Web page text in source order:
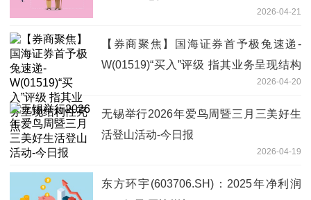
2026-04-21
【券商聚焦】国海证券首予极兔速递-
W(01519)“买入”评级 指其业务呈现结构
2026-04-20
无锡举行2026年爱鸟周暨三月三美好生
活登山活动-今日报
2026-04-19
东方环宇(603706.SH)：2025年净利润